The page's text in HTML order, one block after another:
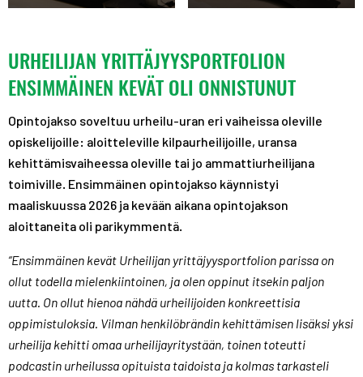
URHEILIJAN YRITTÄJYYSPORTFOLION
ENSIMMÄINEN KEVÄT OLI ONNISTUNUT
Opintojakso soveltuu urheilu-uran eri vaiheissa oleville
opiskelijoille: aloitteleville kilpaurheilijoille, uransa
kehittämisvaiheessa oleville tai jo ammattiurheilijana
toimiville. Ensimmäinen opintojakso käynnistyi
maaliskuussa 2026 ja kevään aikana opintojakson
aloittaneita oli parikymmentä.
“Ensimmäinen kevät Urheilijan yrittäjyysportfolion parissa on
ollut todella mielenkiintoinen, ja olen oppinut itsekin paljon
uutta. On ollut hienoa nähdä urheilijoiden konkreettisia
oppimistuloksia. Vilman henkilöbrändin kehittämisen lisäksi yksi
urheilija kehitti omaa urheilijayritystään, toinen toteutti
podcastin urheilussa opituista taidoista ja kolmas tarkasteli